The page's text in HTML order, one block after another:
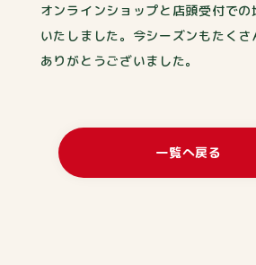
オンラインショップと店頭受付で
いたしました。今シーズンもたくさ
ありがとうございました。
一覧へ戻る